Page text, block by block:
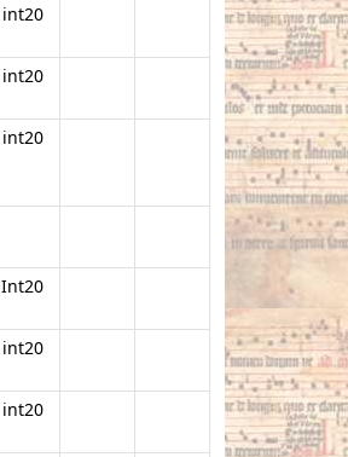
int20
int20
int20
Int20
int20
int20